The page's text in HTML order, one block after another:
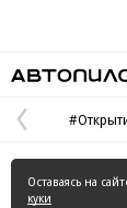
страница
Оставаясь на
куки